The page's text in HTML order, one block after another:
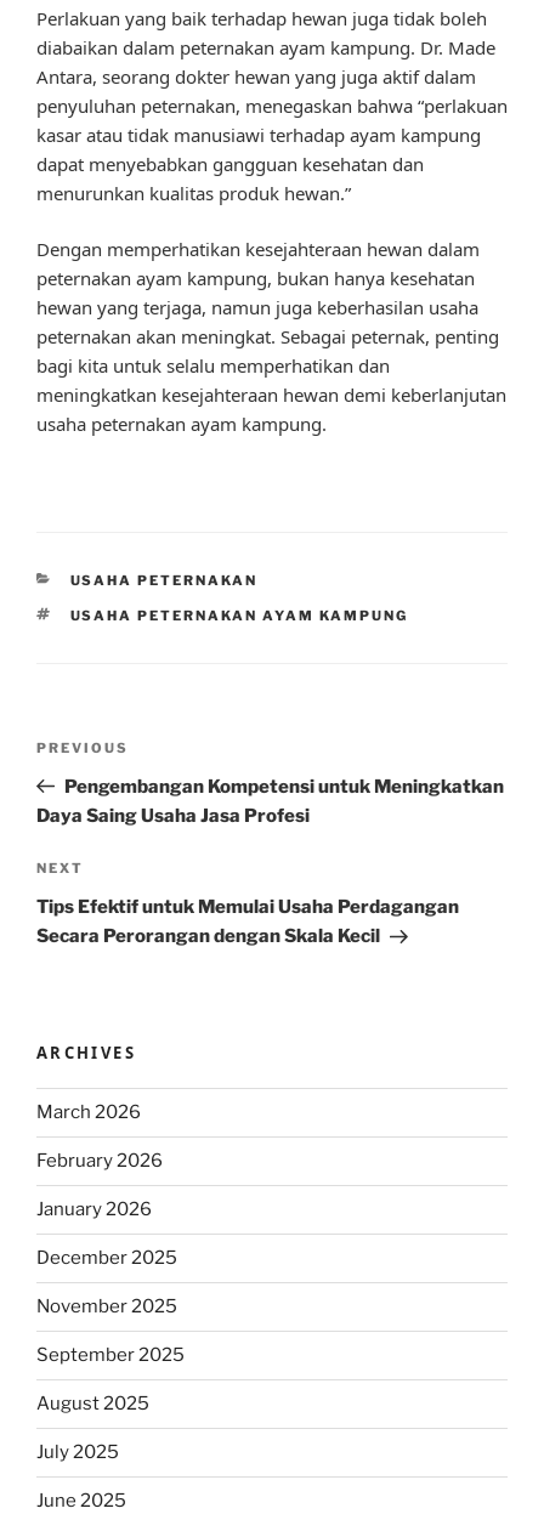
Perlakuan yang baik terhadap hewan juga tidak boleh
diabaikan dalam peternakan ayam kampung. Dr. Made
Antara, seorang dokter hewan yang juga aktif dalam
penyuluhan peternakan, menegaskan bahwa “perlakuan
kasar atau tidak manusiawi terhadap ayam kampung
dapat menyebabkan gangguan kesehatan dan
menurunkan kualitas produk hewan.”
Dengan memperhatikan kesejahteraan hewan dalam
peternakan ayam kampung, bukan hanya kesehatan
hewan yang terjaga, namun juga keberhasilan usaha
peternakan akan meningkat. Sebagai peternak, penting
bagi kita untuk selalu memperhatikan dan
meningkatkan kesejahteraan hewan demi keberlanjutan
usaha peternakan ayam kampung.
CATEGORIES
USAHA PETERNAKAN
TAGS
USAHA PETERNAKAN AYAM KAMPUNG
Previous
Post
PREVIOUS
Pengembangan Kompetensi untuk Meningkatkan
Daya Saing Usaha Jasa Profesi
Next
Post
NEXT
Tips Efektif untuk Memulai Usaha Perdagangan
Secara Perorangan dengan Skala Kecil
ARCHIVES
March 2026
February 2026
January 2026
December 2025
November 2025
September 2025
August 2025
July 2025
June 2025